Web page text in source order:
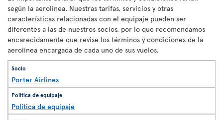
según la aerolínea. Nuestras tarifas, servicios y otras
características relacionadas con el equipaje pueden ser
diferentes a las de nuestros socios, por lo que recomendamos
encarecidamente que revise los términos y condiciones de la
aerolínea encargada de cada uno de sus vuelos.
Porter Airlines
Política de equipaje